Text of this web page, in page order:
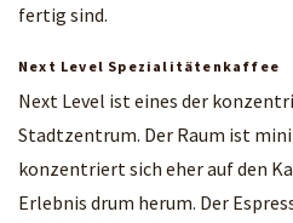
fertig sind.
Next Level Spezialitätenkaffee
Next Level ist eines der
Stadtzentrum. Der Raum ist
konzentriert sich eher auf den
Erlebnis drum herum. Der